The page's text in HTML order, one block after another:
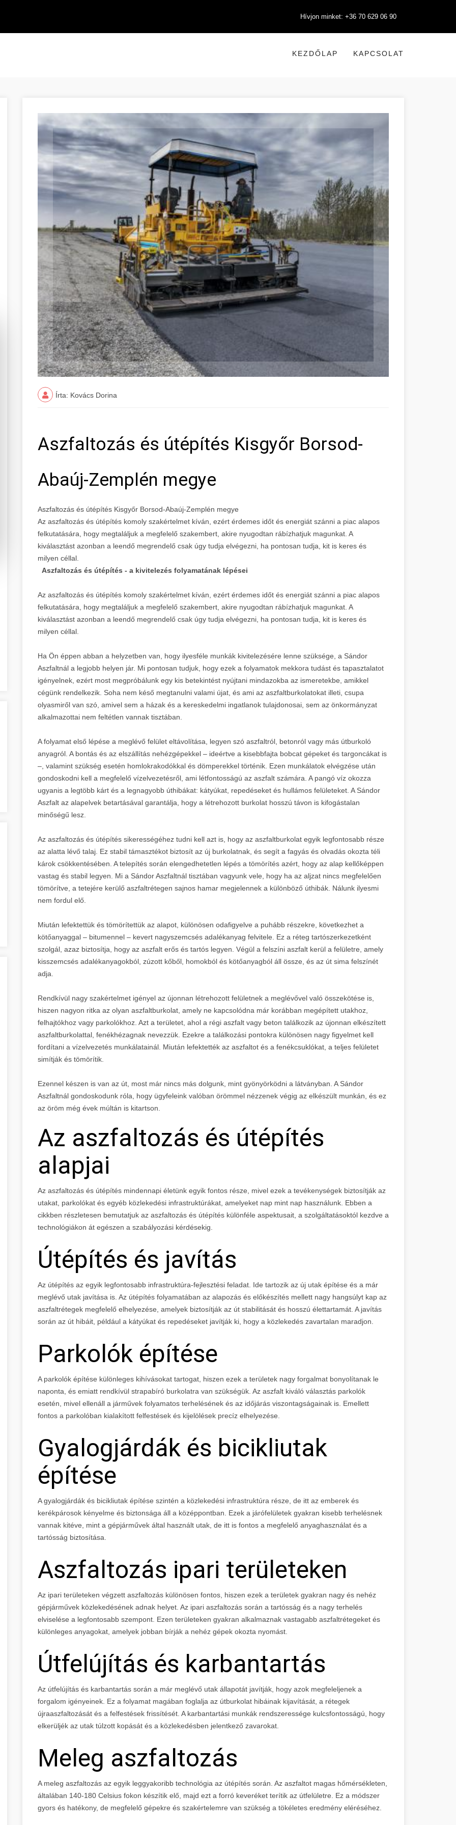
Hívjon minket: +36 70 629 06 90
KEZDŐLAP KAPCSOLAT
Írta: Kovács Dorina
Aszfaltozás és útépítés Kisgyőr Borsod-
Abaúj-Zemplén megye
Aszfaltozás és útépítés Kisgyőr Borsod-Abaúj-Zemplén megye
Az aszfaltozás és útépítés komoly szakértelmet kíván, ezért érdemes időt és energiát szánni a piac alapos
felkutatására, hogy megtaláljuk a megfelelő szakembert, akire nyugodtan rábízhatjuk magunkat. A
kiválasztást azonban a leendő megrendelő csak úgy tudja elvégezni, ha pontosan tudja, kit is keres és
milyen céllal.
Aszfaltozás és útépítés - a kivitelezés folyamatának lépései
Az aszfaltozás és útépítés komoly szakértelmet kíván, ezért érdemes időt és energiát szánni a piac alapos
felkutatására, hogy megtaláljuk a megfelelő szakembert, akire nyugodtan rábízhatjuk magunkat. A
kiválasztást azonban a leendő megrendelő csak úgy tudja elvégezni, ha pontosan tudja, kit is keres és
milyen céllal.
Ha Ön éppen abban a helyzetben van, hogy ilyesféle munkák kivitelezésére lenne szüksége, a Sándor
Aszfaltnál a legjobb helyen jár. Mi pontosan tudjuk, hogy ezek a folyamatok mekkora tudást és tapasztalatot
igényelnek, ezért most megpróbálunk egy kis betekintést nyújtani mindazokba az ismeretekbe, amikkel
cégünk rendelkezik. Soha nem késő megtanulni valami újat, és ami az aszfaltburkolatokat illeti, csupa
olyasmiről van szó, amivel sem a házak és a kereskedelmi ingatlanok tulajdonosai, sem az önkormányzat
alkalmazottai nem feltétlen vannak tisztában.
A folyamat első lépése a meglévő felület eltávolítása, legyen szó aszfaltról, betonról vagy más útburkoló
anyagról. A bontás és az elszállítás nehézgépekkel – ideértve a kisebbfajta bobcat gépeket és targoncákat is
–, valamint szükség esetén homlokrakodókkal és dömperekkel történik. Ezen munkálatok elvégzése után
gondoskodni kell a megfelelő vízelvezetésről, ami létfontosságú az aszfalt számára. A pangó víz okozza
ugyanis a legtöbb kárt és a legnagyobb úthibákat: kátyúkat, repedéseket és hullámos felületeket. A Sándor
Aszfalt az alapelvek betartásával garantálja, hogy a létrehozott burkolat hosszú távon is kifogástalan
minőségű lesz.
Az aszfaltozás és útépítés sikerességéhez tudni kell azt is, hogy az aszfaltburkolat egyik legfontosabb része
az alatta lévő talaj. Ez stabil támasztékot biztosít az új burkolatnak, és segít a fagyás és olvadás okozta téli
károk csökkentésében. A telepítés során elengedhetetlen lépés a tömörítés azért, hogy az alap kellőképpen
vastag és stabil legyen. Mi a Sándor Aszfaltnál tisztában vagyunk vele, hogy ha az aljzat nincs megfelelően
tömörítve, a tetejére kerülő aszfaltrétegen sajnos hamar megjelennek a különböző úthibák. Nálunk ilyesmi
nem fordul elő.
Miután lefektettük és tömörítettük az alapot, különösen odafigyelve a puhább részekre, következhet a
kötőanyaggal – bitumennel – kevert nagyszemcsés adalékanyag felvitele. Ez a réteg tartószerkezetként
szolgál, azaz biztosítja, hogy az aszfalt erős és tartós legyen. Végül a felszíni aszfalt kerül a felületre, amely
kisszemcsés adalékanyagokból, zúzott kőből, homokból és kötőanyagból áll össze, és az út sima felszínét
adja.
Rendkívül nagy szakértelmet igényel az újonnan létrehozott felületnek a meglévővel való összekötése is,
hiszen nagyon ritka az olyan aszfaltburkolat, amely ne kapcsolódna már korábban megépített utakhoz,
felhajtókhoz vagy parkolókhoz. Azt a területet, ahol a régi aszfalt vagy beton találkozik az újonnan elkészített
aszfaltburkolattal, fenékhézagnak nevezzük. Ezekre a találkozási pontokra különösen nagy figyelmet kell
fordítani a vízelvezetés munkálatainál. Miután lefektették az aszfaltot és a fenékcsuklókat, a teljes felületet
simítják és tömörítik.
Ezennel készen is van az út, most már nincs más dolgunk, mint gyönyörködni a látványban. A Sándor
Aszfaltnál gondoskodunk róla, hogy ügyfeleink valóban örömmel nézzenek végig az elkészült munkán, és ez
az öröm még évek múltán is kitartson.
Az aszfaltozás és útépítés
alapjai
Az aszfaltozás és útépítés mindennapi életünk egyik fontos része, mivel ezek a tevékenységek biztosítják az
utakat, parkolókat és egyéb közlekedési infrastruktúrákat, amelyeket nap mint nap használunk. Ebben a
cikkben részletesen bemutatjuk az aszfaltozás és útépítés különféle aspektusait, a szolgáltatásoktól kezdve a
technológiákon át egészen a szabályozási kérdésekig.
Útépítés és javítás
Az útépítés az egyik legfontosabb infrastruktúra-fejlesztési feladat. Ide tartozik az új utak építése és a már
meglévő utak javítása is. Az útépítés folyamatában az alapozás és előkészítés mellett nagy hangsúlyt kap az
aszfaltrétegek megfelelő elhelyezése, amelyek biztosítják az út stabilitását és hosszú élettartamát. A javítás
során az út hibáit, például a kátyúkat és repedéseket javítják ki, hogy a közlekedés zavartalan maradjon.
Parkolók építése
A parkolók építése különleges kihívásokat tartogat, hiszen ezek a területek nagy forgalmat bonyolítanak le
naponta, és emiatt rendkívül strapabíró burkolatra van szükségük. Az aszfalt kiváló választás parkolók
esetén, mivel ellenáll a járművek folyamatos terhelésének és az időjárás viszontagságainak is. Emellett
fontos a parkolóban kialakított felfestések és kijelölések precíz elhelyezése.
Gyalogjárdák és bicikliutak
építése
A gyalogjárdák és bicikliutak építése szintén a közlekedési infrastruktúra része, de itt az emberek és
kerékpárosok kényelme és biztonsága áll a középpontban. Ezek a járófelületek gyakran kisebb terhelésnek
vannak kitéve, mint a gépjárművek által használt utak, de itt is fontos a megfelelő anyaghasználat és a
tartósság biztosítása.
Aszfaltozás ipari területeken
Az ipari területeken végzett aszfaltozás különösen fontos, hiszen ezek a területek gyakran nagy és nehéz
gépjárművek közlekedésének adnak helyet. Az ipari aszfaltozás során a tartósság és a nagy terhelés
elviselése a legfontosabb szempont. Ezen területeken gyakran alkalmaznak vastagabb aszfaltrétegeket és
különleges anyagokat, amelyek jobban bírják a nehéz gépek okozta nyomást.
Útfelújítás és karbantartás
Az útfelújítás és karbantartás során a már meglévő utak állapotát javítják, hogy azok megfeleljenek a
forgalom igényeinek. Ez a folyamat magában foglalja az útburkolat hibáinak kijavítását, a rétegek
újraaszfaltozását és a felfestések frissítését. A karbantartási munkák rendszeressége kulcsfontosságú, hogy
elkerüljék az utak túlzott kopását és a közlekedésben jelentkező zavarokat.
Meleg aszfaltozás
A meleg aszfaltozás az egyik leggyakoribb technológia az útépítés során. Az aszfaltot magas hőmérsékleten,
általában 140-180 Celsius fokon készítik elő, majd ezt a forró keveréket terítik az útfelületre. Ez a módszer
gyors és hatékony, de megfelelő gépekre és szakértelemre van szükség a tökéletes eredmény eléréséhez.